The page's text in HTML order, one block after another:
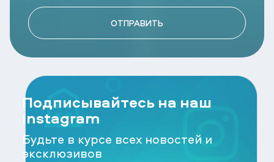
ОТПРАВИТЬ
Подписывайтесь на наш
Instagram
Будьте в курсе всех новостей и
эксклюзивов